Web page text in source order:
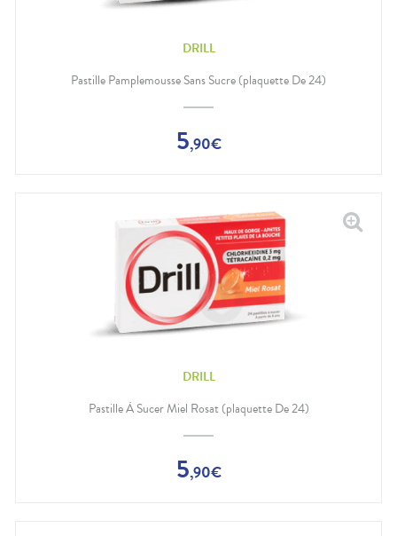
DRILL
Pastille Pamplemousse Sans Sucre (plaquette De 24)
5,90€
DRILL
Pastille À Sucer Miel Rosat (plaquette De 24)
5,90€